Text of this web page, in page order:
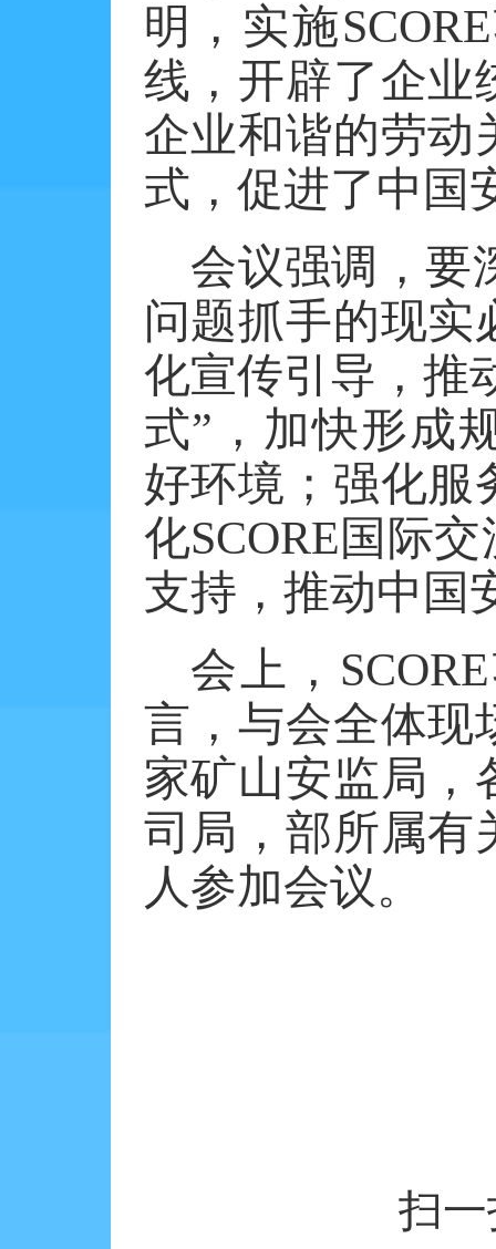
明，实施
线，开辟了企业
企业和谐的劳动
式，促进了中国
会议强调，要
问题抓手的现实
化宣传引导，推
式”，加快形成
好环境；强化服
化SCORE国际
支持，推动中国
会上，
言，与会全体现
家矿山安监局，
司局，部所属有
人参加会议。
扫